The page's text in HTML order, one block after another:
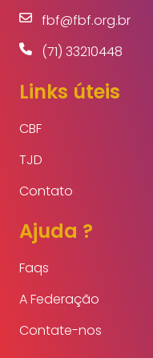
fbf@fbf.org.br
(71) 33210448
Links úteis
CBF
TJD
Contato
Ajuda ?
Faqs
A Federação
Contate-nos